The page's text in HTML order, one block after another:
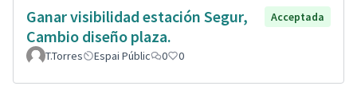
Ganar visibilidad estación Segur,
Cambio diseño plaza.
Acceptada
T.Torres Espai Públic 0 0